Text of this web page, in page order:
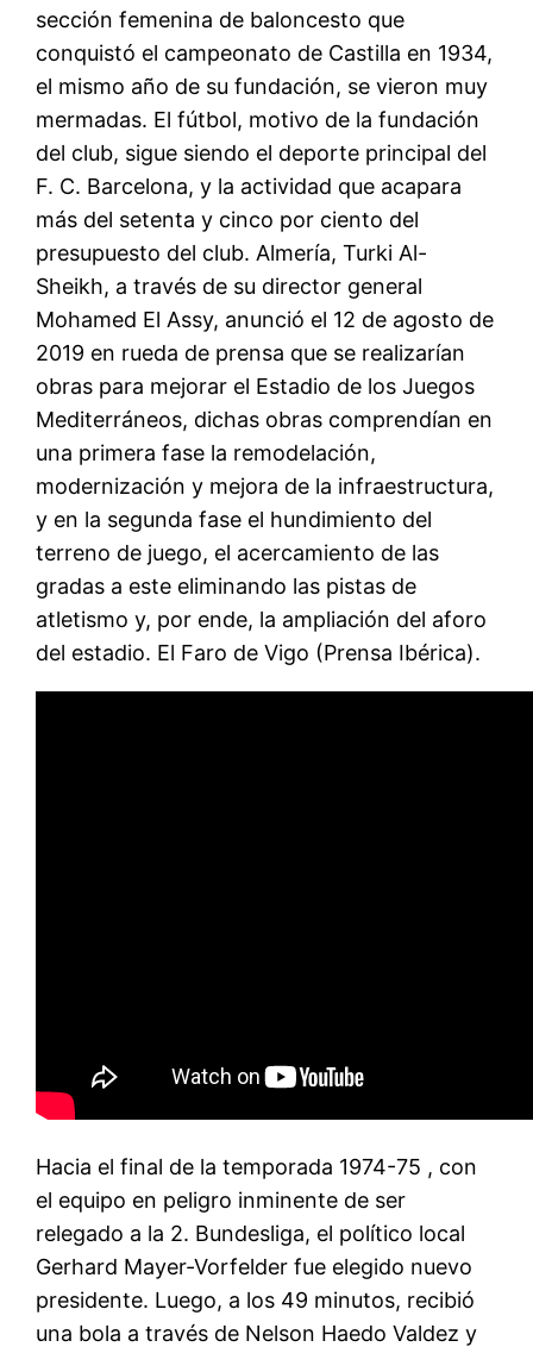
sección femenina de baloncesto que
conquistó el campeonato de Castilla en 1934,
el mismo año de su fundación, se vieron muy
mermadas. El fútbol, motivo de la fundación
del club, sigue siendo el deporte principal del
F. C. Barcelona, y la actividad que acapara
más del setenta y cinco por ciento del
presupuesto del club. Almería, Turki Al-
Sheikh, a través de su director general
Mohamed El Assy, anunció el 12 de agosto de
2019 en rueda de prensa que se realizarían
obras para mejorar el Estadio de los Juegos
Mediterráneos, dichas obras comprendían en
una primera fase la remodelación,
modernización y mejora de la infraestructura,
y en la segunda fase el hundimiento del
terreno de juego, el acercamiento de las
gradas a este eliminando las pistas de
atletismo y, por ende, la ampliación del aforo
del estadio. El Faro de Vigo (Prensa Ibérica).
Hacia el final de la temporada 1974-75 , con
el equipo en peligro inminente de ser
relegado a la 2. Bundesliga, el político local
Gerhard Mayer-Vorfelder fue elegido nuevo
presidente. Luego, a los 49 minutos, recibió
una bola a través de Nelson Haedo Valdez y